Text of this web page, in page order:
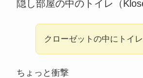
隠し部屋の中のトイレ（
クローゼットの中にトイレ
ちょっと衝撃